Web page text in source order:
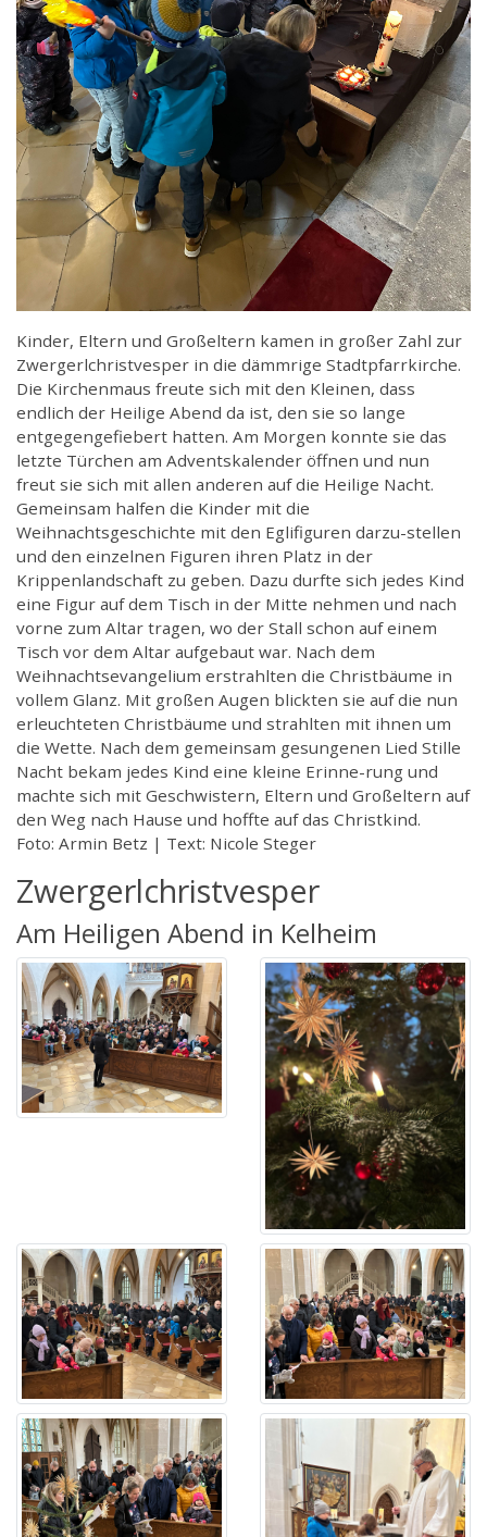
Kinder, Eltern und Großeltern kamen in großer Zahl zur
Zwergerlchristvesper in die dämmrige Stadtpfarrkirche.
Die Kirchenmaus freute sich mit den Kleinen, dass
endlich der Heilige Abend da ist, den sie so lange
entgegengefiebert hatten. Am Morgen konnte sie das
letzte Türchen am Adventskalender öffnen und nun
freut sie sich mit allen anderen auf die Heilige Nacht.
Gemeinsam halfen die Kinder mit die
Weihnachtsgeschichte mit den Eglifiguren darzu-stellen
und den einzelnen Figuren ihren Platz in der
Krippenlandschaft zu geben. Dazu durfte sich jedes Kind
eine Figur auf dem Tisch in der Mitte nehmen und nach
vorne zum Altar tragen, wo der Stall schon auf einem
Tisch vor dem Altar aufgebaut war. Nach dem
Weihnachtsevangelium erstrahlten die Christbäume in
vollem Glanz. Mit großen Augen blickten sie auf die nun
erleuchteten Christbäume und strahlten mit ihnen um
die Wette. Nach dem gemeinsam gesungenen Lied Stille
Nacht bekam jedes Kind eine kleine Erinne-rung und
machte sich mit Geschwistern, Eltern und Großeltern auf
den Weg nach Hause und hoffte auf das Christkind.
Foto: Armin Betz | Text: Nicole Steger
Zwergerlchristvesper
Am Heiligen Abend in Kelheim